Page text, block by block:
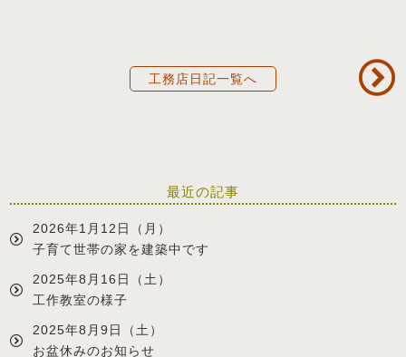
工務店日記一覧へ
最近の記事
2026年1月12日（月）
子育て世帯の家を建築中です
2025年8月16日（土）
工作教室の様子
2025年8月9日（土）
お盆休みのお知らせ